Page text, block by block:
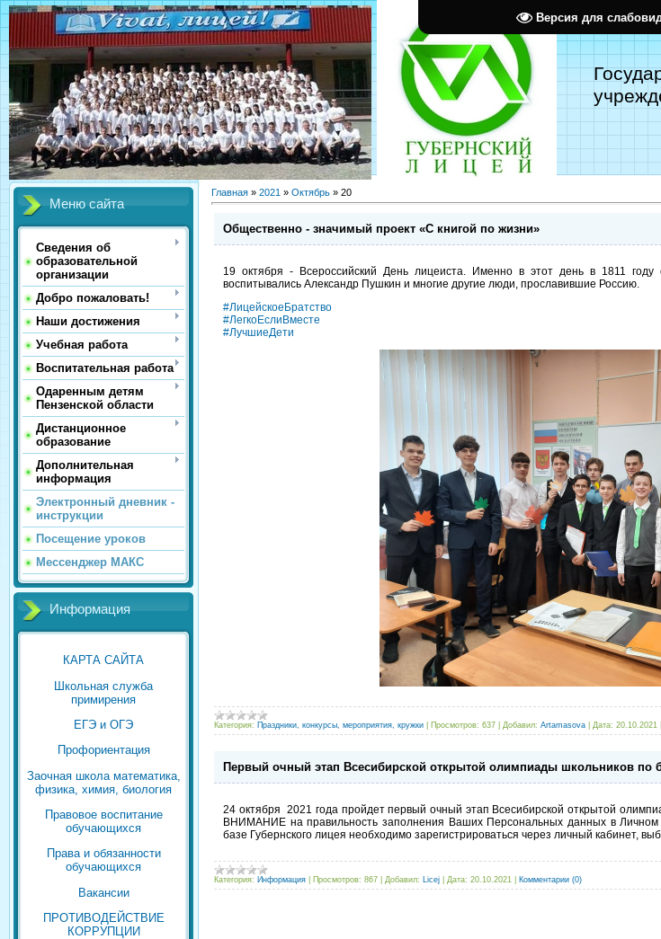
Версия для
Меню сайта
Сведения об
образовательной
организации
Добро пожаловать!
Наши достижения
Учебная работа
Воспитательная работа
Одаренным детям
Пензенской области
Дистанционное
образование
Дополнительная
информация
Электронный дневник -
инструкции
Посещение уроков
Мессенджер МАКС
Информация
КАРТА САЙТА
Школьная служба
примирения
ЕГЭ и ОГЭ
Профориентация
Заочная школа математика,
физика, химия, биология
Правовое воспитание
обучающихся
Права и обязанности
обучающихся
Вакансии
ПРОТИВОДЕЙСТВИЕ
КОРРУПЦИИ
Главная » 2021 » Октябрь » 20
Общественно - значимый проект «С книгой по жизни»
19 октября - Всероссийский День лицеиста. Именно в этот день в 1811 году
воспитывались Александр Пушкин и многие другие люди, прославившие Россию.
#ЛицейскоеБратство
#ЛегкоЕслиВместе
#ЛучшиеДети
Категория: Праздники, конкурсы, мероприятия, кружки Просмотров: 637 Добавил: Artamasova Дата: 20.10.2021
Первый очный этап Всесибирской открытой олимпиады школьников по
24 октября 2021 года пройдет первый очный этап Всесибирской открытой
ВНИМАНИЕ на правильность заполнения Ваших Персональных данных в
базе Губернского лицея необходимо зарегистрироваться через личный кабинет,
Категория: Информация Просмотров: 867 Добавил: Licej Дата: 20.10.2021 Комментарии (0)